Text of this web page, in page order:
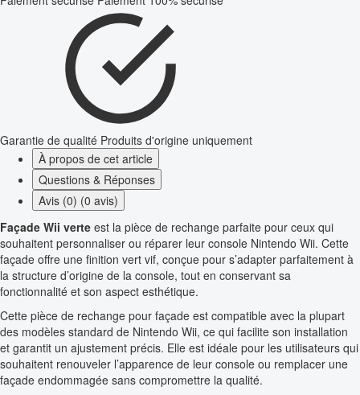
Garantie de qualité Produits d'origine uniquement
À propos de cet article
Questions & Réponses
Avis (0) (0 avis)
Façade Wii verte est la pièce de rechange parfaite pour ceux qui
souhaitent personnaliser ou réparer leur console Nintendo Wii. Cette
façade offre une finition vert vif, conçue pour s’adapter parfaitement à
la structure d’origine de la console, tout en conservant sa
fonctionnalité et son aspect esthétique.
Cette pièce de rechange pour façade est compatible avec la plupart
des modèles standard de Nintendo Wii, ce qui facilite son installation
et garantit un ajustement précis. Elle est idéale pour les utilisateurs qui
souhaitent renouveler l’apparence de leur console ou remplacer une
façade endommagée sans compromettre la qualité.